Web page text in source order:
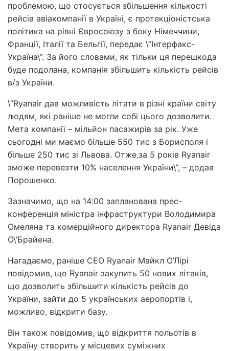
проблемою, що стосується збільшення кількості
рейсів авіакомпанії в Україні, є протекціоністська
політика на рівні Євросоюзу з боку Німеччини,
Франції, Італії та Бельгії, передає \”Інтерфакс-
Україна\”. За його словами, як тільки ця перешкода
буде подолана, компанія збільшить кількість рейсів
в/з України.
\”Ryanair дав можливість літати в різні країни світу
людям, які раніше не могли собі цього дозволити.
Мета компанії – мільйон пасажирів за рік. Уже
сьогодні ми маємо більше 550 тис з Борисполя і
більше 250 тис зі Львова. Отже,за 5 років Ryanair
зможе перевезти 10% населення України\”, – додав
Порошенко.
Зазначимо, що на 14:00 запланована прес-
конференція міністра інфраструктури Володимира
Омеляна та комерційного директора Ryanair Девіда
О\’Брайена.
Нагадаємо, раніше CEO Ryanair Майкл О’Лірі
повідомив, що Ryanair закупить 50 нових літаків,
що дозволить збільшити кількість рейсів до
України, зайти до 5 українських аеропортів і,
можливо, відкрити базу.
Він також повідомив, що відкриття польотів в
Україну створить у місцевих суміжних